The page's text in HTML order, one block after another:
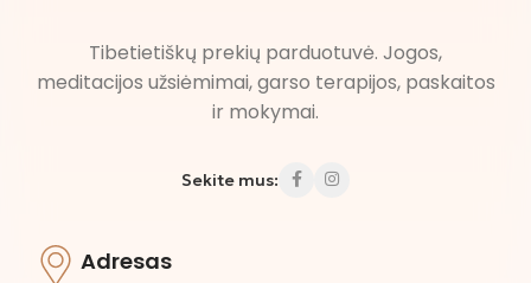
Tibetietiškų prekių parduotuvė. Jogos,
meditacijos užsiėmimai, garso terapijos, paskaitos
ir mokymai.
Sekite mus:
Adresas